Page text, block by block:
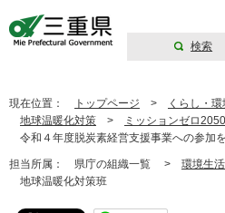
検索
現在位置： トップページ > くらし・環
地球温暖化対策 > ミッションゼロ
令和４年度脱炭素経営支援事業への参加
担当所属： 県庁の組織一覧 > 環境生
地球温暖化対策班